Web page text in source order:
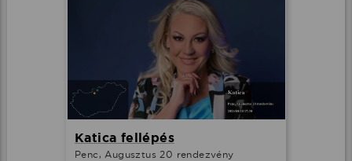
Katica fellépés
Penc, Augusztus 20 rendezvény